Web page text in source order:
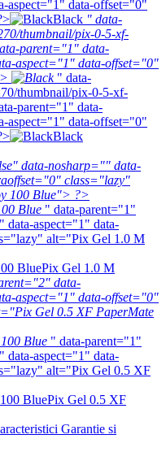
aspect="1" data-offset="0"
Black " data-
thumbnail/pix-0-5-xf-
parent="1" data-
aspect="1" data-offset="0"
" data-
thumbnail/pix-0-5-xf-
parent="1" data-
aspect="1" data-offset="0"
Black
data-nosharp="" data-
class="lazy"
100 Blue"> ?>
" data-parent="1"
data-aspect="1" data-
alt="Pix Gel 1.0 M
Pix Gel 1.0 M
data-
aspect="1" data-offset="0"
Gel 0.5 XF PaperMate
" data-parent="1"
data-aspect="1" data-
alt="Pix Gel 0.5 XF
Pix Gel 0.5 XF
Garantie si